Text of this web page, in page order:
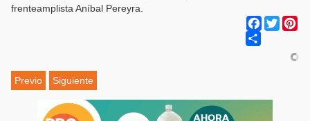
frenteamplista Aníbal Pereyra.
Facebook
Twitter
Previo Siguiente